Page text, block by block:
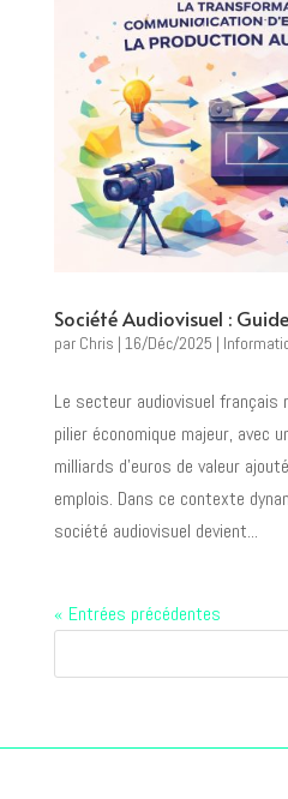
Société Audiovisuel :
par Chris | 16/Déc/2025 |
Le secteur audiovisuel français
pilier économique majeur, avec
milliards d’euros de valeur
emplois. Dans ce contexte
société audiovisuel devient...
« Entrées précédentes